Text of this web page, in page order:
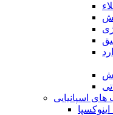
های اسپانیایی